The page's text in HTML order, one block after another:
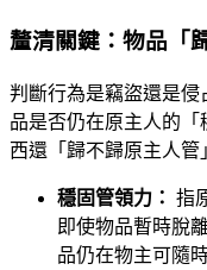
釐清關鍵：物品「
判斷行為是竊盜還是
品是否仍在原主人的
西還「歸不歸原主人管
穩固管領力： 指
即使物品暫時脫
品仍在物主可隨